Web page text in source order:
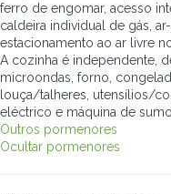
ferro de engomar, acesso
caldeira individual de gás,
estacionamento ao ar livre
A cozinha é independente,
microondas, forno,
louça/talheres, utensílios/
eléctrico e máquina de
Outros pormenores
Ocultar pormenores